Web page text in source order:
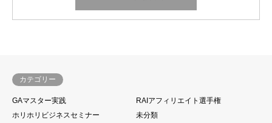
カテゴリー
GAマスター実践
RAIアフィリエイト選手権
ホリホリビジネスセミナー
未分類